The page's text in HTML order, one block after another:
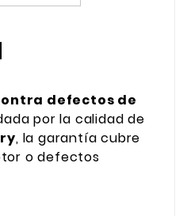
defectos de
por la calidad de
, la garantía cubre
o defectos